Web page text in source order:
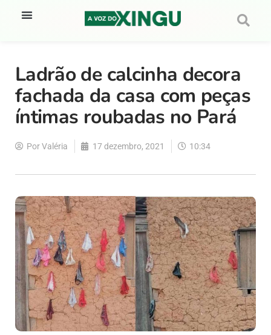
Ladrão de calcinha decora
fachada da casa com peças
íntimas roubadas no Pará
PorValéria 17 dezembro, 2021 10:34